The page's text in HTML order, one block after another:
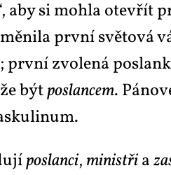
aby si moh­la otevřít
prv­ní svě­to­vá
prv­ní zvo­le­ná
býtpo­slan­cem.
po­slan­ci, mi­nistřia